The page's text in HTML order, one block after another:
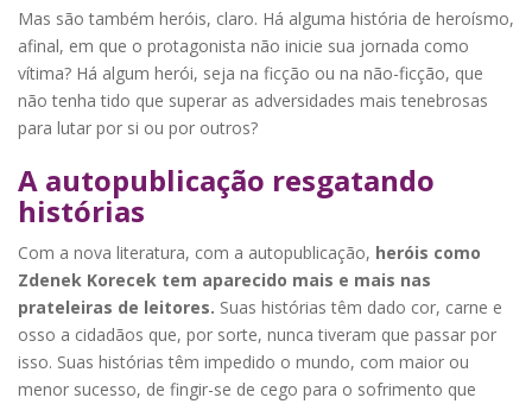
Mas são também heróis, claro. Há alguma história de heroísmo,
afinal, em que o protagonista não inicie sua jornada como
vítima? Há algum herói, seja na ficção ou na não-ficção, que
não tenha tido que superar as adversidades mais tenebrosas
para lutar por si ou por outros?
A autopublicação resgatando
histórias
Com a nova literatura, com a autopublicação, heróis como
Zdenek Korecek tem aparecido mais e mais nas
prateleiras de leitores. Suas histórias têm dado cor, carne e
osso a cidadãos que, por sorte, nunca tiveram que passar por
isso. Suas histórias têm impedido o mundo, com maior ou
menor sucesso, de fingir-se de cego para o sofrimento que